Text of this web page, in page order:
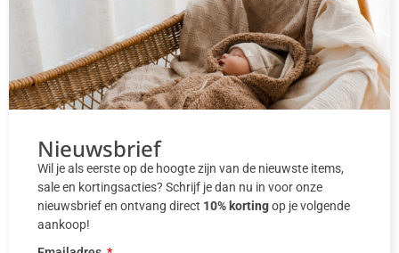
Nieuwsbrief
Wil je als eerste op de hoogte zijn van de nieuwste items,
sale en kortingsacties? Schrijf je dan nu in voor onze
nieuwsbrief en ontvang direct 10% kortingop je volgende
aankoop!